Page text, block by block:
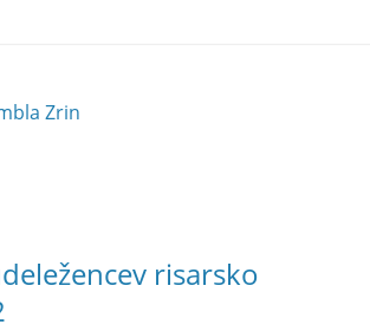
Zrin
risarsko